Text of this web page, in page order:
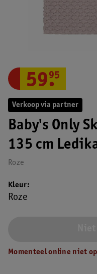
Verkoop via partner
Baby's Only
135 cm
Roze
59.
95
Kleur
Roze
Momenteel online niet